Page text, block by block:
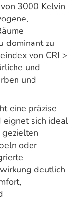
3000 Kelvin
dominant zu
von CRI >
und
und
eine präzise
eignet sich ideal
oder
deutlich